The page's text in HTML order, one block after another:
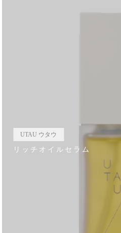
UTAU ウタウ
リッチオイルセラム